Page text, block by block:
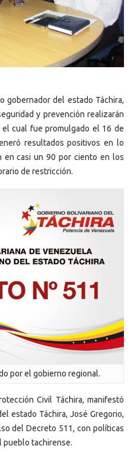
gobernador del estado Táchira,
y prevención realizarán
cual fue promulgado el 16 de
resultados positivos en lo
en casi un 90 por ciento en los
de restricción.
por el gobierno regional.
Civil Táchira, manifestó
estado Táchira, José Gregorio,
del Decreto 511, con políticas
pueblo tachirense.